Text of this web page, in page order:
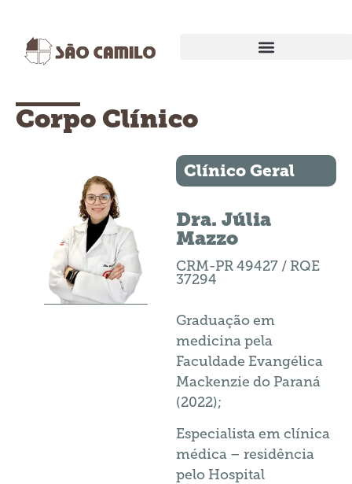
Corpo Clínico
Clínico Geral
Dra. Júlia
Mazzo
CRM-PR 49427 / RQE
37294
Graduação em
medicina pela
Faculdade Evangélica
Mackenzie do Paraná
(2022);
Especialista em clínica
médica – residência
pelo Hospital